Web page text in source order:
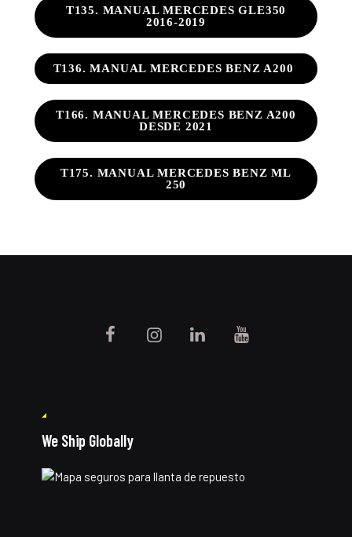
T135. MANUAL MERCEDES GLE350
2016-2019
T136. MANUAL MERCEDES BENZ A200
T166. MANUAL MERCEDES BENZ A200
DESDE 2021
T175. MANUAL MERCEDES BENZ ML
250
We Ship Globally